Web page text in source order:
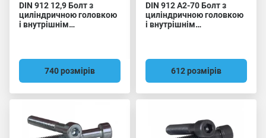
DIN 912 12,9 Болт з
циліндричною головкою
і внутрішнім
740 розмірів
DIN 912 A2-70 Болт з
циліндричною головкою
і внутрішнім
612 розмірів